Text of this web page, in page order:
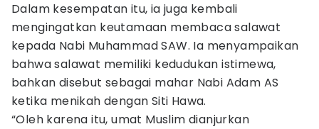
Dalam kesempatan itu, ia juga kembali
mengingatkan keutamaan membaca salawat
kepada Nabi Muhammad SAW. Ia menyampaikan
bahwa salawat memiliki kedudukan istimewa,
bahkan disebut sebagai mahar Nabi Adam AS
ketika menikah dengan Siti Hawa.
“Oleh karena itu, umat Muslim dianjurkan